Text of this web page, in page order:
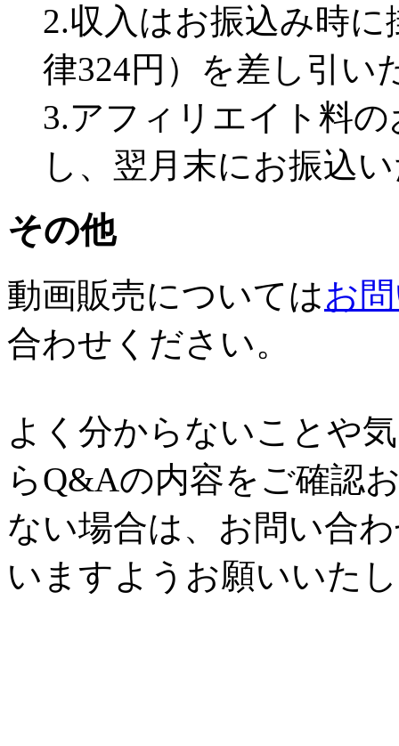
2.収入はお振込み時
律324円）を差し引い
3.アフィリエイト料
し、翌月末にお振込
その他
動画販売についてはお
合わせください。
よく分からないことや
らQ&Aの内容をご確認
ない場合は、お問い合
いますようお願いいた